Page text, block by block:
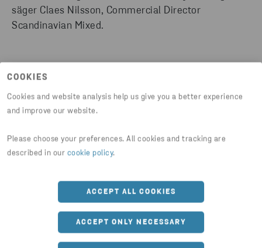
COOKIES
Cookies and website analysis help us give you a better experience
and improve our website.
Please choose your preferences. All cookies and tracking are
described in our cookie policy.
ACCEPT ALL COOKIES
ACCEPT ONLY NECESSARY
säger Claes Nilsson, Commercial Director
Scandinavian Mixed.
Hur kan vi hjälpa ditt företag att bli mer hållbart? Vi
Fyll i formuläret så kontaktar vi dig.
KONTAKTA OSS
Nyfiken på att läsa mer om Scandinavian Mixed?
Dela artikel